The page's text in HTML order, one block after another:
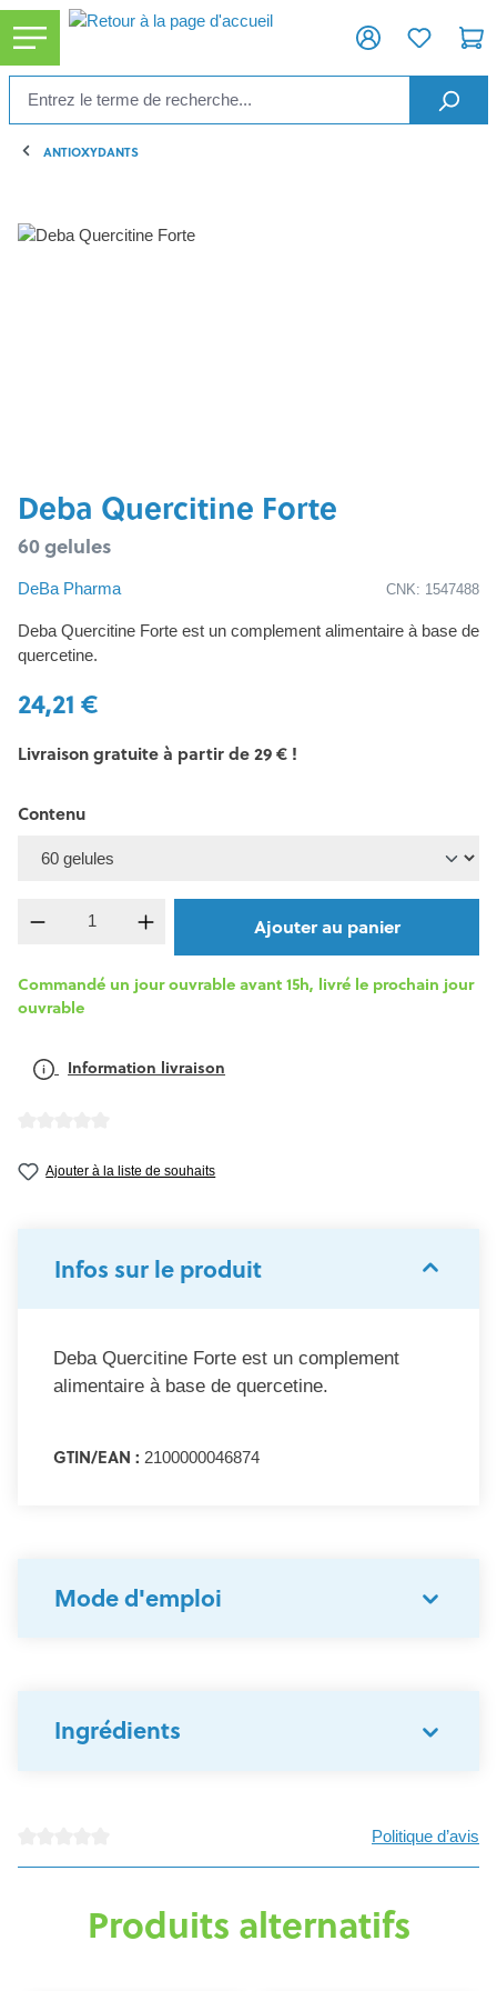
principal
ANTIOXYDANTS
Ignorer la galerie d'images
Deba Quercitine Forte
60 gelules
DeBa Pharma CNK: 1547488
Deba Quercitine Forte est un complement alimentaire à base de
quercetine.
24,21 €
Livraison gratuite à partir de 29 € !
Contenu
Quantité de produit : Entrez la quantité
Ajouter au panier
Commandé un jour ouvrable avant 15h, livré le prochain jour
ouvrable
Information livraison
Ajouter à la liste de souhaits
Infos sur le produit
Deba Quercitine Forte est un complement
alimentaire à base de quercetine.
GTIN/EAN : 2100000046874
Mode d'emploi
Ingrédients
Politique d’avis
Produits alternatifs